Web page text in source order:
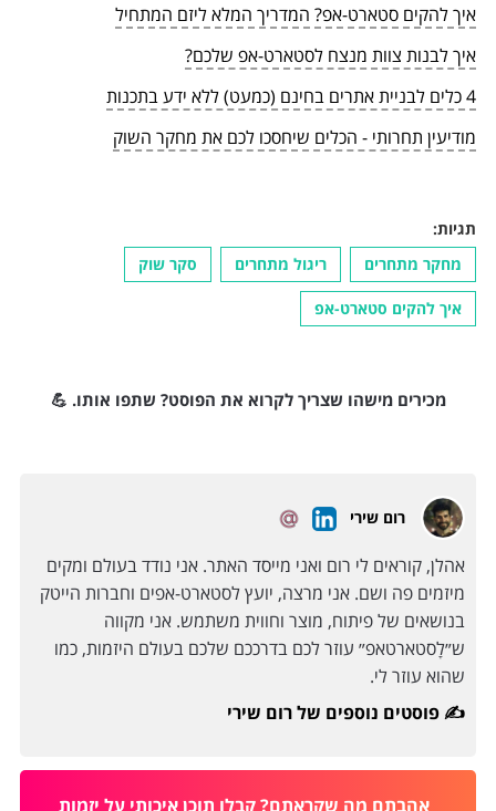
איך להקים סטארט-אפ? המדריך המלא ליזם המתחיל
איך לבנות צוות מנצח לסטארט-אפ שלכם?
4 כלים לבניית אתרים בחינם (כמעט) ללא ידע בתכנות
מודיעין תחרותי - הכלים שיחסכו לכם את מחקר השוק
תגיות:
מחקר מתחרים
ריגול מתחרים סקר שוק
איך להקים סטארט-אפ
מכירים מישהו שצריך לקרוא את הפוסט? שתפו אותו. 💪
רום שירי
אהלן, קוראים לי רום ואני מייסד האתר. אני נודד בעולם ומקים
מיזמים פה ושם. אני מרצה, יועץ לסטארט-אפים וחברות הייטק
בנושאים של פיתוח, מוצר וחווית משתמש. אני מקווה
ש״לָסטארטאפ״ עוזר לכם בדרככם שלכם בעולם היזמות, כמו
שהוא עוזר לי.
פוסטים נוספים של רום שירי ✍️
אהבתם מה שקראתם? קבלו תוכן איכותי על יזמות